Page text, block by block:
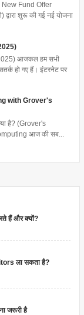
New Fund Offer
शुरू की गई नई योजना
आजकल हम सभी
हो गए हैं। इंटरनेट पर
with Grover's
है? (Grover's
आज की सब...
हैं और क्यों?
ला सकता है?
जरूरी है